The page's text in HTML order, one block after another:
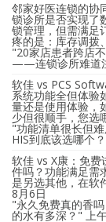
邻家好医连锁的协
锁诊所是否实现了
锁管理，但需满足
疼的是：库存调拨
"20家店患者跨店
——连锁诊所难道
软佳 vs PCS
系统功能全但体验
量还是使用体验，
少但很顺手，您选
"功能清单很长但
HIS到底该选哪个
软佳 vs X康：免
件吗？功能满足需
是另选其他，在软
8月6日
"永久免费真的香
的水有多深？" 上